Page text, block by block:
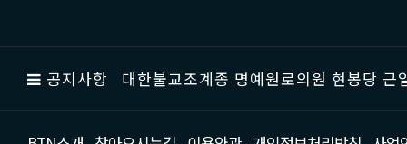
공지사항 대한불교조계종 명예원로의원 현봉당